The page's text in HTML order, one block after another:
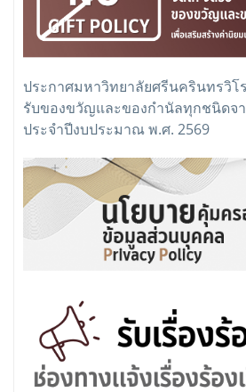
ประกาศมหาวิทยาลัยศรีนครินทรวิโ
รับของขวัญและของกำนัลทุกชนิดจ
ประจำปีงบประมาณ พ.ศ. 2569